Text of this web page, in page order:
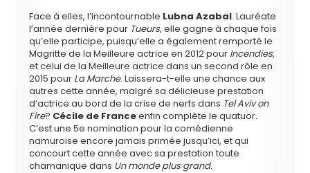
Face à elles, l’incontournable Lubna Azabal. Lauréate
l’année dernière pour Tueurs, elle gagne à chaque fois
qu’elle participe, puisqu’elle a également remporté le
Magritte de la Meilleure actrice en 2012 pour Incendies,
et celui de la Meilleure actrice dans un second rôle en
2015 pour La Marche. Laissera-t-elle une chance aux
autres cette année, malgré sa délicieuse prestation
d’actrice au bord de la crise de nerfs dans Tel Aviv on
Fire? Cécile de Franceenfin complète le quatuor.
C’est une 5e nomination pour la comédienne
namuroise encore jamais primée jusqu’ici, et qui
concourt cette année avec sa prestation toute
chamanique dans Un monde plus grand.